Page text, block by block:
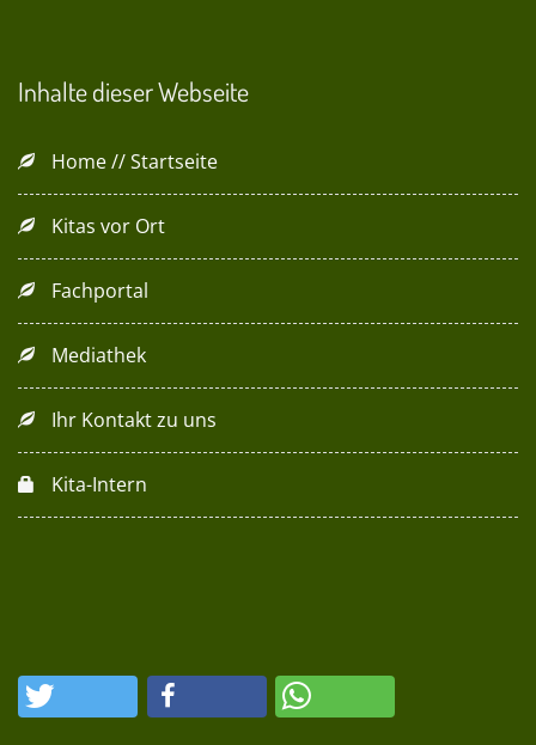
Inhalte dieser Webseite
Home // Startseite
Kitas vor Ort
Fachportal
Mediathek
Ihr Kontakt zu uns
Kita-Intern